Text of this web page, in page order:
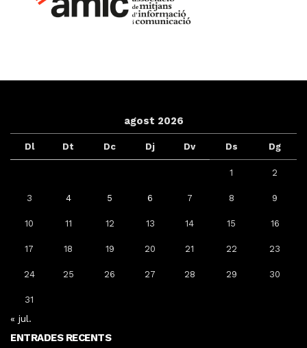
agost 2026
Dl Dt Dc Dj Dv Ds Dg
1 2
3 4 5 6 7 8 9
10 11 12 13 14 15 16
17 18 19 20 21 22 23
24 25 26 27 28 29 30
31
« jul.
ENTRADES RECENTS